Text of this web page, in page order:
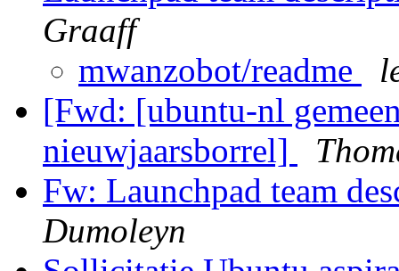
Graaff
mwanzobot/readme
[Fwd: [ubuntu-nl
nieuwjaarsborrel]
Fw: Launchpad team
Dumoleyn